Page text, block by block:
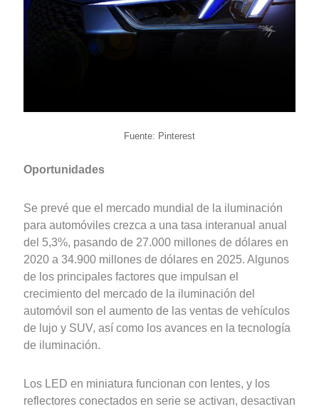
Fuente: Pinterest
Oportunidades
Se prevé que el mercado mundial de la iluminación
para automóviles crezca a una tasa interanual anual
del 5,3%, pasando de 27.000 millones de dólares en
2020 a 34.900 millones de dólares en 2025. Algunos
de los principales factores que impulsan el
crecimiento del mercado de la iluminación del
automóvil son el aumento de las ventas de vehículos
de lujo y SUV, así como los avances en la tecnología
de iluminación.
Los LED en miniatura funcionan con lentes, y los
reflectores conectados en serie se activan, desactivan